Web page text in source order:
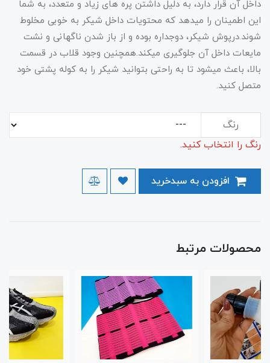
داخل آن قرار دارد، به دلیل داشتن پره های زیاد و متعدد، به شما
این اطمینان را میدهد که محتویات داخل شیکر به خوبی مخلوط
شوند.درپوش شیکر، دوجداره بوده و از باز شدن ناگهانی و نشت
مایعات داخل آن جلوگیری میکند.همچنین وجود قلاب در قسمت
بالا، باعث میشود تا به راحتی بتوانید شیکر را به کوله پشتی خود
متصل کنید.
رنگ
رنگ را انتخاب کنید.
محصولات مرتبط